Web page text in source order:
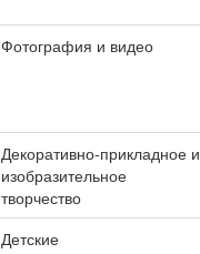
Фотография и видео
Декоративно-прикладное и
изобразительное
творчество
Детские